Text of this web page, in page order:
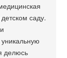
саду.
делюсь